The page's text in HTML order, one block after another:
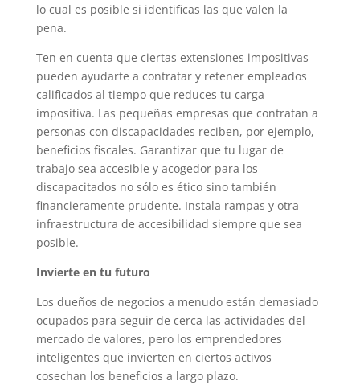
lo cual es posible si identificas las que valen la
pena.
Ten en cuenta que ciertas extensiones impositivas
pueden ayudarte a contratar y retener empleados
calificados al tiempo que reduces tu carga
impositiva. Las pequeñas empresas que contratan a
personas con discapacidades reciben, por ejemplo,
beneficios fiscales. Garantizar que tu lugar de
trabajo sea accesible y acogedor para los
discapacitados no sólo es ético sino también
financieramente prudente. Instala rampas y otra
infraestructura de accesibilidad siempre que sea
posible.
Invierte en tu futuro
Los dueños de negocios a menudo están demasiado
ocupados para seguir de cerca las actividades del
mercado de valores, pero los emprendedores
inteligentes que invierten en ciertos activos
cosechan los beneficios a largo plazo.